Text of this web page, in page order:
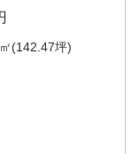
㎡(142.47坪)